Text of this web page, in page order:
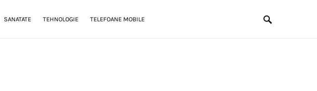
SANATATE TEHNOLOGIE TELEFOANE MOBILE